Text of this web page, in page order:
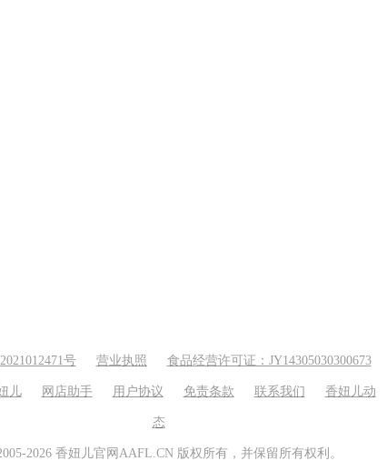
号 营业执照 食品经营许可证：JY14305030300673
儿 网店助手 用户协议 免责条款 联系我们 香妞儿动
态
2026 香妞儿官网AAFL.CN 版权所有，并保留所有权利。